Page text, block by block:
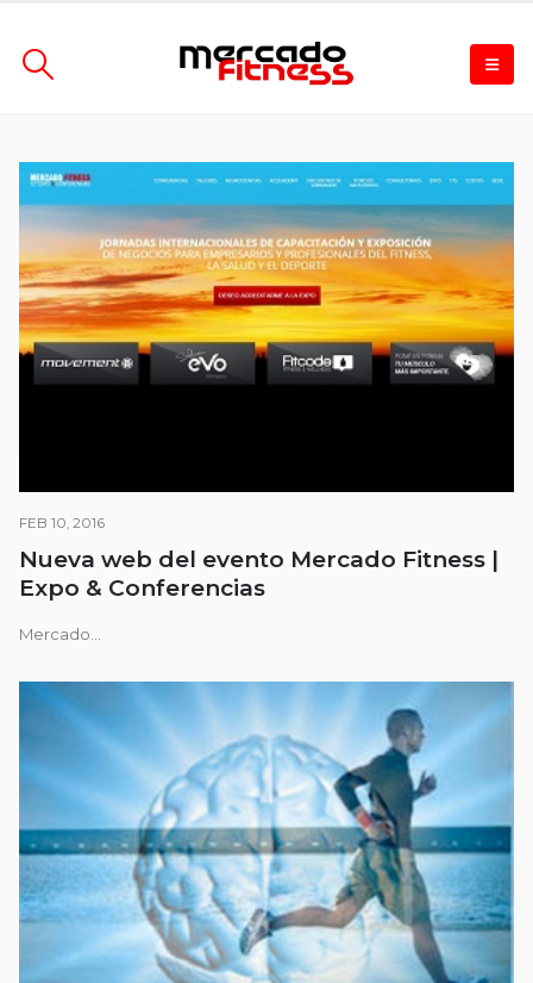
FEB 10, 2016
Nueva web del evento Mercado Fitness |
Expo & Conferencias
Mercado...